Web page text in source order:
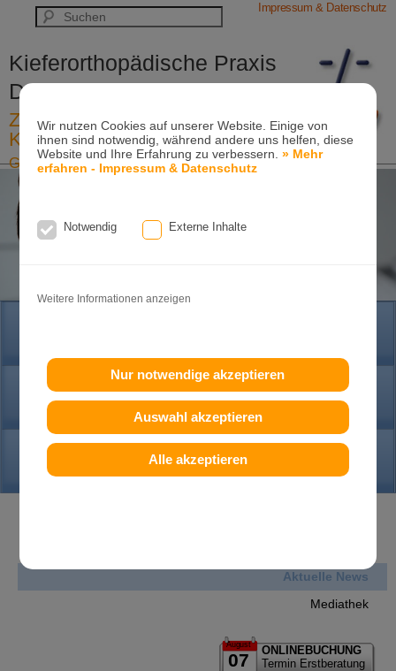
Wir nutzen Cookies auf unserer Website. Einige von
ihnen sind notwendig, während andere uns helfen, diese
Website und Ihre Erfahrung zu verbessern.» Mehr
erfahren - Impressum & Datenschutz
Notwendig Externe Inhalte
Weitere Informationen anzeigen
Nur notwendige akzeptieren
Auswahl akzeptieren
Alle akzeptieren
Impressum & Datenschutz
Kieferorthopädische Praxis
Dr. Konik & Kollegen
Zahn- und Kieferregulierungen für
Kinder und Erwachsene
Ganzheitliche-Kieferorthopädie
Erwachsenen-Kieferorthopädie
Tel. +49
PRAXIS
KONTAKT
Aktuelle News
Mediathek
August
07
ONLINEBUCHUNG
Termin Erstberatung